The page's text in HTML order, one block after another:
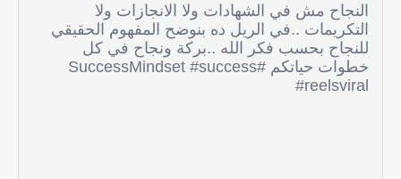
النجاح مش في الشهادات ولا الانجازات ولا
التكريمات ..في الريل ده بنوضح المفهوم الحقيقي
للنجاح بحسب فكر الله ..بركة ونجاح في كل
خطوات حياتكم #SuccessMindset #success
#reelsviral